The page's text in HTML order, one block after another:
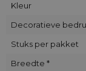
Kleur
Decoratieve
Stuks per pakket
Breedte *